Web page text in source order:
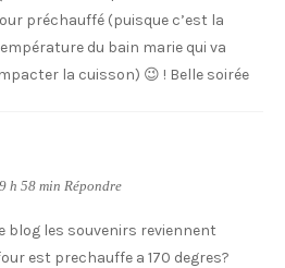
préchauffé (puisque c’est la
du bain marie qui va
la cuisson) 😉 ! Belle soirée
h 58 min Répondre
blog les souvenirs reviennent
est prechauffe a 170 degres?